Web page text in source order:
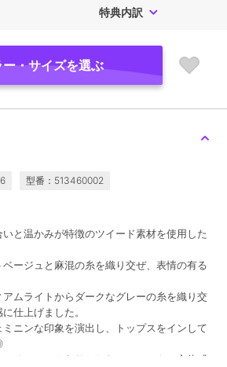
特典内訳
・サイズを選ぶ
型番：513460002
と温かみが特徴のツイード素材を使用した
ージュと麻混の糸を織り交ぜ、表情の有る
ムライトからダークなグレーの糸を織り交
仕上げました。
ニンな印象を演出し、トップスをインして
るのでふんわりとしたシルエットで立体感